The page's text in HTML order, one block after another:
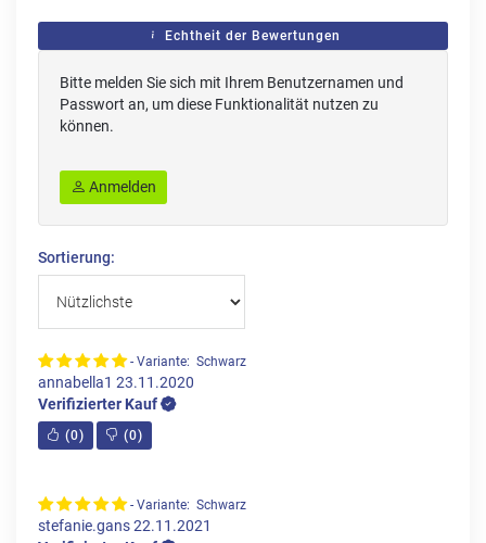
Echtheit der Bewertungen
Bitte melden Sie sich mit Ihrem Benutzernamen und
Passwort an, um diese Funktionalität nutzen zu
können.
Anmelden
Sortierung:
- Variante: Schwarz
annabella1 23.11.2020
Verifizierter Kauf
(0) (0)
- Variante: Schwarz
stefanie.gans22.11.2021